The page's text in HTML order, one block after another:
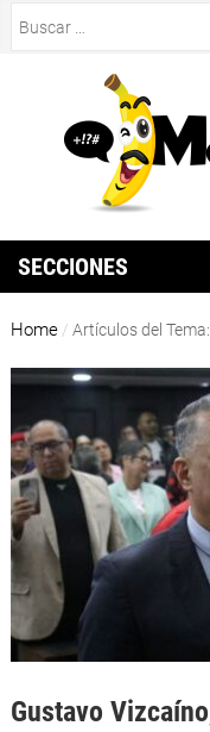
SECCIONES
Home / Artículos del Tema:
Gustavo